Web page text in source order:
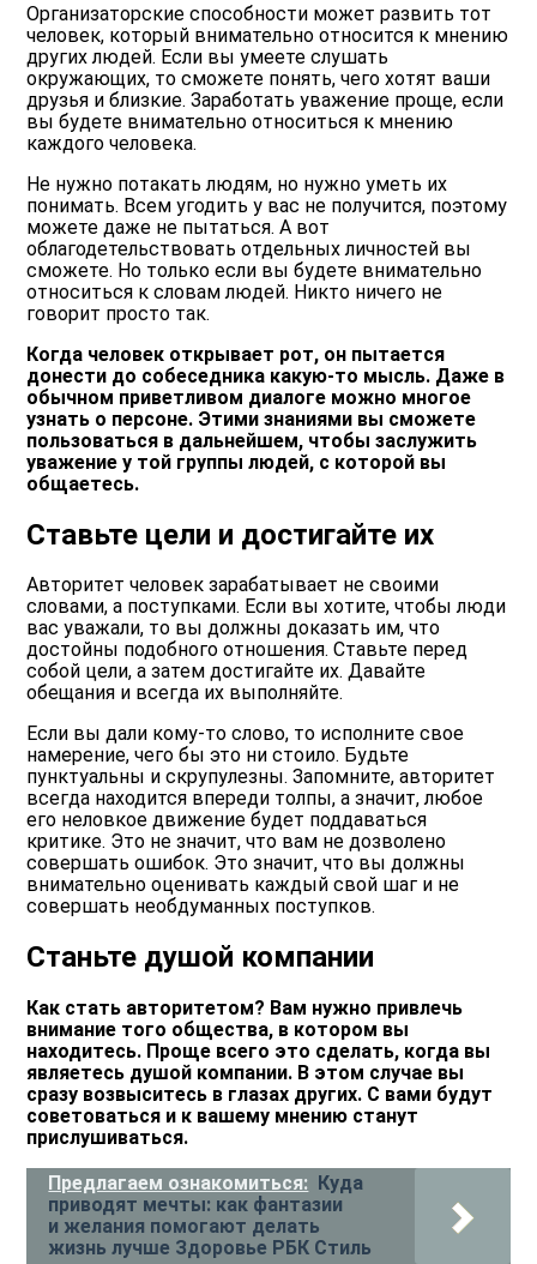
Организаторские способности может развить тот
человек, который внимательно относится к мнению
других людей. Если вы умеете слушать
окружающих, то сможете понять, чего хотят ваши
друзья и близкие. Заработать уважение проще, если
вы будете внимательно относиться к мнению
каждого человека.
Не нужно потакать людям, но нужно уметь их
понимать. Всем угодить у вас не получится, поэтому
можете даже не пытаться. А вот
облагодетельствовать отдельных личностей вы
сможете. Но только если вы будете внимательно
относиться к словам людей. Никто ничего не
говорит просто так.
Когда человек открывает рот, он пытается
донести до собеседника какую-то мысль. Даже в
обычном приветливом диалоге можно многое
узнать о персоне. Этими знаниями вы сможете
пользоваться в дальнейшем, чтобы заслужить
уважение у той группы людей, с которой вы
общаетесь.
Ставьте цели и достигайте их
Авторитет человек зарабатывает не своими
словами, а поступками. Если вы хотите, чтобы люди
вас уважали, то вы должны доказать им, что
достойны подобного отношения. Ставьте перед
собой цели, а затем достигайте их. Давайте
обещания и всегда их выполняйте.
Если вы дали кому-то слово, то исполните свое
намерение, чего бы это ни стоило. Будьте
пунктуальны и скрупулезны. Запомните, авторитет
всегда находится впереди толпы, а значит, любое
его неловкое движение будет поддаваться
критике. Это не значит, что вам не дозволено
совершать ошибок. Это значит, что вы должны
внимательно оценивать каждый свой шаг и не
совершать необдуманных поступков.
Станьте душой компании
Как стать авторитетом? Вам нужно привлечь
внимание того общества, в котором вы
находитесь. Проще всего это сделать, когда вы
являетесь душой компании. В этом случае вы
сразу возвыситесь в глазах других. С вами будут
советоваться и к вашему мнению станут
прислушиваться.
Предлагаем ознакомиться:
Куда
приводят мечты: как фантазии
и желания помогают делать
жизнь лучше Здоровье РБК Стиль